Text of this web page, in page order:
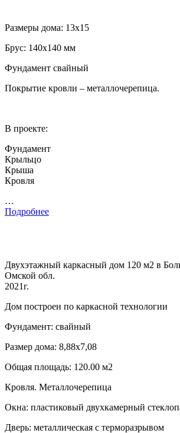
Размеры дома: 13х15
Брус: 140х140 мм
Фундамент свайный
Покрытие кровли – металлочерепица.
В проекте:
Фундамент
Крыльцо
Крыша
Кровля
…
Подробнее
Двухэтажный каркасный дом 120 м2 в
Омской обл.
2021г.
Дом построен по каркасной технологии
Фундамент: свайный
Размер дома: 8,88х7,08
Общая площадь: 120.00 м2
Кровля. Металлочерепица
Окна: пластиковый двухкамерный
Дверь: металлическая с терморазрывом